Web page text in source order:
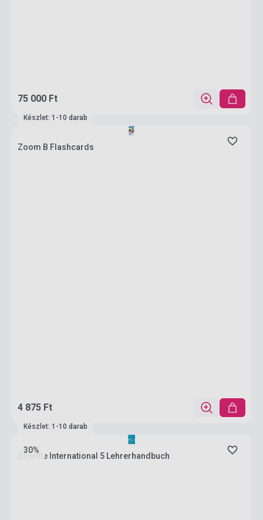
75 000 Ft
Készlet: 1-10 darab
Zoom B Flashcards
4 875 Ft
30%
Készlet: 1-10 darab
Schritte International 5 Lehrerhandbuch